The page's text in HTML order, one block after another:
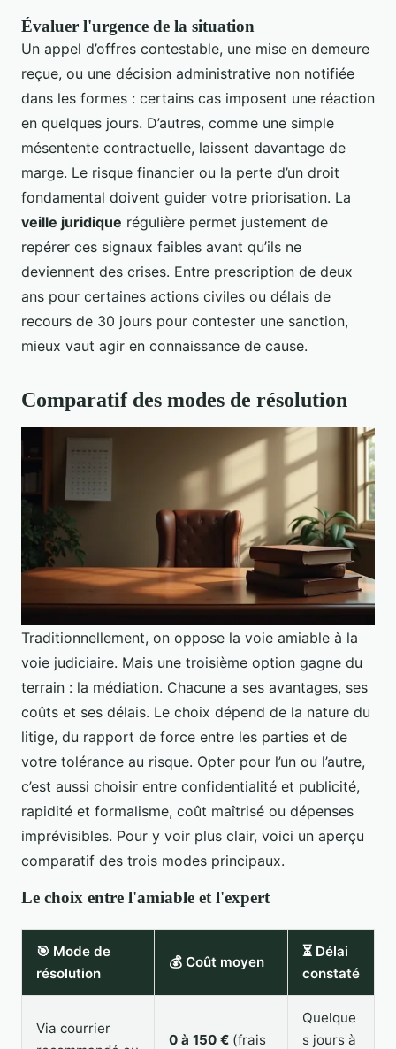
Évaluer l'urgence de la situation
Un appel d’offres contestable, une mise en demeure
reçue, ou une décision administrative non notifiée
dans les formes : certains cas imposent une réaction
en quelques jours. D’autres, comme une simple
mésentente contractuelle, laissent davantage de
marge. Le risque financier ou la perte d’un droit
fondamental doivent guider votre priorisation. La
veille juridique régulière permet justement de
repérer ces signaux faibles avant qu’ils ne
deviennent des crises. Entre prescription de deux
ans pour certaines actions civiles ou délais de
recours de 30 jours pour contester une sanction,
mieux vaut agir en connaissance de cause.
Comparatif des modes de résolution
Traditionnellement, on oppose la voie amiable à la
voie judiciaire. Mais une troisième option gagne du
terrain : la médiation. Chacune a ses avantages, ses
coûts et ses délais. Le choix dépend de la nature du
litige, du rapport de force entre les parties et de
votre tolérance au risque. Opter pour l’un ou l’autre,
c’est aussi choisir entre confidentialité et publicité,
rapidité et formalisme, coût maîtrisé ou dépenses
imprévisibles. Pour y voir plus clair, voici un aperçu
comparatif des trois modes principaux.
Le choix entre l'amiable et l'expert
🎯 Mode de
résolution
💰 Coût moyen
⏳ Délai
constaté
Via courrier
0 à 150 € (frais
Quelque
s jours à